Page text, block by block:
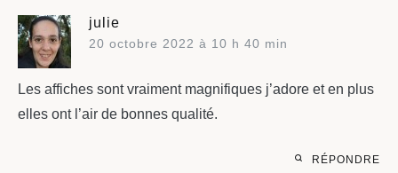
julie
20 octobre 2022 à 10 h 40 min
Les affiches sont vraiment magnifiques j’adore et en plus
elles ont l’air de bonnes qualité.
RÉPONDRE